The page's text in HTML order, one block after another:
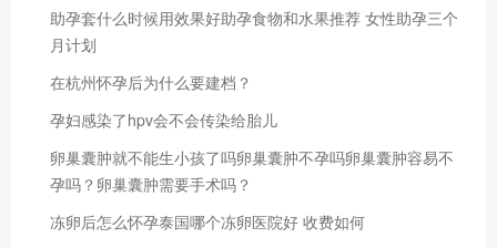
助孕套什么时候用效果好助孕食物和水果推荐 女性助孕三个
月计划
在杭州怀孕后为什么要建档？
孕妇感染了hpv会不会传染给胎儿
卵巢囊肿就不能生小孩了吗卵巢囊肿不孕吗卵巢囊肿容易不
孕吗？卵巢囊肿需要手术吗？
冻卵后怎么怀孕泰国哪个冻卵医院好 收费如何